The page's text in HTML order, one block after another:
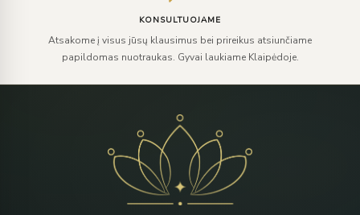
KONSULTUOJAME
Atsakome į visus jūsų klausimus bei prireikus atsiunčiame
papildomas nuotraukas. Gyvai laukiame Klaipėdoje.